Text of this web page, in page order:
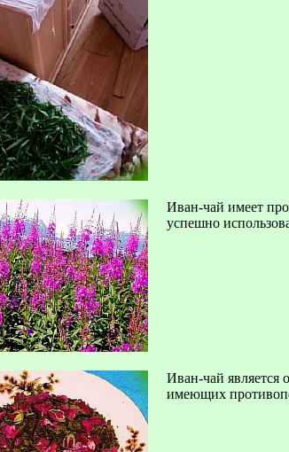
Иван-чай имеет
успешно
Иван-чай является
имеющих